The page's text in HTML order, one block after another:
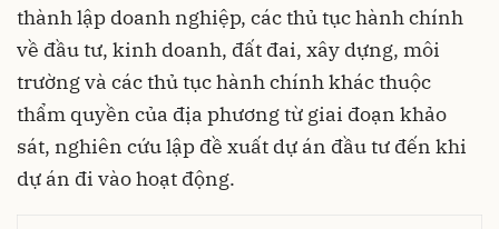
thành lập doanh nghiệp, các thủ tục hành chính
về đầu tư, kinh doanh, đất đai, xây dựng, môi
trường và các thủ tục hành chính khác thuộc
thẩm quyền của địa phương từ giai đoạn khảo
sát, nghiên cứu lập đề xuất dự án đầu tư đến khi
dự án đi vào hoạt động.